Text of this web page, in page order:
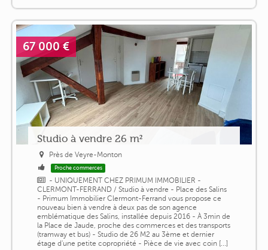
67 000 €
Studio à vendre 26 m²
Près de Veyre-Monton
Proche commerces
- UNIQUEMENT CHEZ PRIMUM IMMOBILIER -
CLERMONT-FERRAND / Studio à vendre - Place des Salins
- Primum Immobilier Clermont-Ferrand vous propose ce
nouveau bien à vendre à deux pas de son agence
emblématique des Salins, installée depuis 2016 - À 3min de
la Place de Jaude, proche des commerces et des transports
(tramway et bus) - Studio de 26 M2 au 3ème et dernier
étage d'une petite copropriété - Pièce de vie avec coin [...]